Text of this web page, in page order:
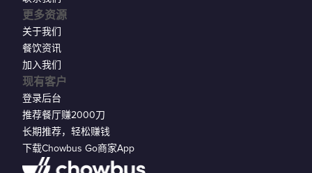
现有客户
登录后台
推荐餐厅赚2000刀
长期推荐，轻松赚钱
下载Chowbus Go商家App
更多资源
关于我们
餐饮资讯
加入我们